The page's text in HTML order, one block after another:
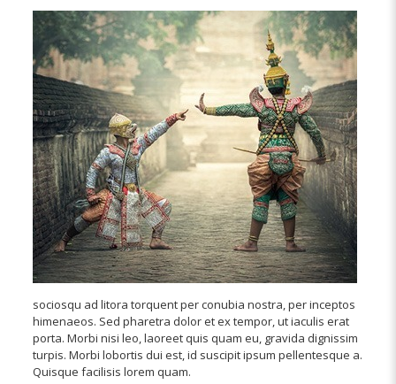
sociosqu ad litora torquent per conubia nostra, per inceptos
himenaeos. Sed pharetra dolor et ex tempor, ut iaculis erat
porta. Morbi nisi leo, laoreet quis quam eu, gravida dignissim
turpis. Morbi lobortis dui est, id suscipit ipsum pellentesque a.
Quisque facilisis lorem quam.